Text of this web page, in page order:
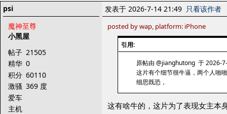
psi
魔神至尊
小黑屋
帖子 21505
精华 0
积分 60110
激骚 369 度
爱车
主机
发表于 2026-7-14 21:49 只看该作者
posted by wap, platform: iPhone
引用:
原帖由 @jianghutong 于 2026-
这片有个细节很牛逼，两个人啪
细思既恐，
这有啥牛的，这片为了表现女主本